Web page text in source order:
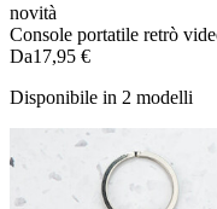
novità
Console portatile retrò
Da17,95 €
Disponibile in 2 modelli